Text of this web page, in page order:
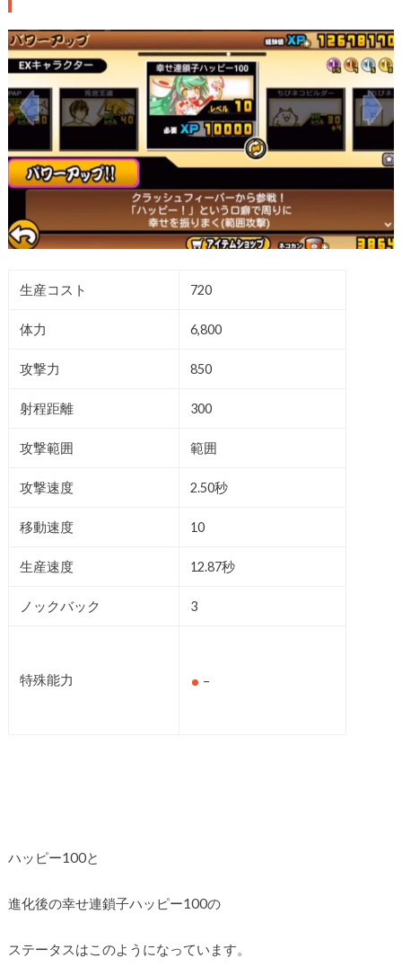
生産コスト 720
体力 6,800
攻撃力 850
射程距離 300
攻撃範囲 範囲
攻撃速度 2.50秒
移動速度 10
生産速度 12.87秒
ノックバック 3
特殊能力 –
ハッピー100と
進化後の幸せ連鎖子ハッピー100の
ステータスはこのようになっています。